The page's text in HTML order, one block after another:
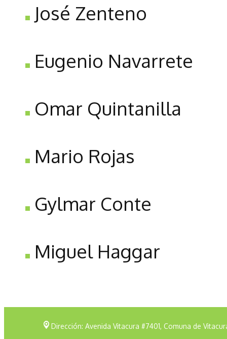
José Zenteno
Eugenio Navarrete
Omar Quintanilla
Mario Rojas
Gylmar Conte
Miguel Haggar
Dirección: Avenida Vitacura #7401, Comuna de